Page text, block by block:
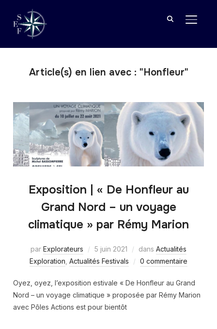
Article(s) en lien avec : "Honfleur"
Exposition | « De Honfleur au
Grand Nord – un voyage
climatique » par Rémy Marion
par Explorateurs 5 juin 2021 dans Actualités
Exploration Actualités Festivals 0 commentaire
Oyez, oyez, l’exposition estivale « De Honfleur au Grand
Nord – un voyage climatique » proposée par Rémy Marion
avec Pôles Actions est pour bientôt